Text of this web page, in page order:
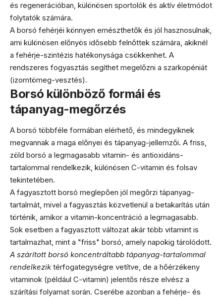
és regenerációban, különösen sportolók és aktív életmódot
folytatók számára.
A borsó fehérjéi könnyen emészthetők és jól hasznosulnak,
ami különösen előnyös idősebb felnőttek számára, akiknél
a fehérje-szintézis hatékonysága csökkenhet. A
rendszeres fogyasztás segíthet megelőzni a szarkopéniát
(izomtömeg-vesztés).
Borsó különböző formái és
tápanyag-megőrzés
A borsó többféle formában elérhető, és mindegyiknek
megvannak a maga előnyei és tápanyag-jellemzői. A friss,
zöld borsó a legmagasabb vitamin- és antioxidáns-
tartalommal rendelkezik, különösen C-vitamin és folsav
tekintetében.
A fagyasztott borsó meglepően jól megőrzi tápanyag-
tartalmát, mivel a fagyasztás közvetlenül a betakarítás után
történik, amikor a vitamin-koncentráció a legmagasabb.
Sok esetben a fagyasztott változat akár több vitamint is
tartalmazhat, mint a "friss" borsó, amely napokig tárolódott.
A szárított borsó koncentráltabb tápanyag-tartalommal
rendelkezik térfogategységre vetítve, de a hőérzékeny
vitaminok (például C-vitamin) jelentős része elvész a
szárítási folyamat során. Cserébe azonban a fehérje- és